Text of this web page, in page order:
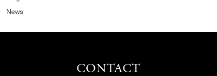
News
CONTACT